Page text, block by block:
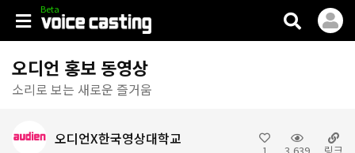
오디언 홍보 동영상
소리로 보는 새로운 즐거움
오디언X한국영상대학교